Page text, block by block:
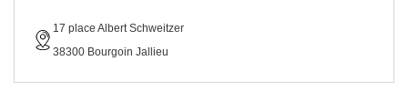
17 place Albert Schweitzer
38300 Bourgoin Jallieu